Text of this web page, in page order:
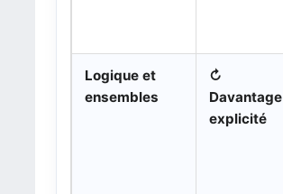
Logique et
ensembles
↻
Davantage
explicité